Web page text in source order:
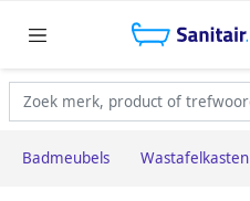
Badmeubels Wastafelkasten